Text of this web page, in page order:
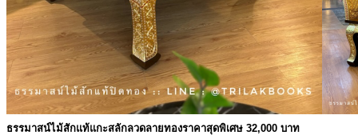
ธรรมาสน์ไม้สักแท้แกะสลักลวดลายทองราคาสุดพิเศษ 32,000 บาท